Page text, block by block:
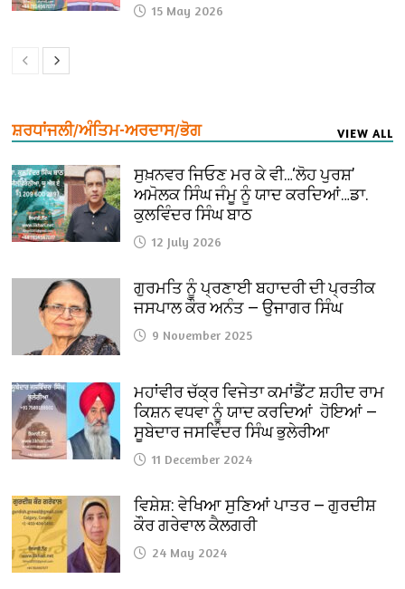
15 May 2026
ਸ਼ਰਧਾਂਜਲੀ/ਅੰਤਿਮ-ਅਰਦਾਸ/ਭੋਗ VIEW ALL
ਸੁਖ਼ਨਵਰ ਜਿਓਣ ਮਰ ਕੇ ਵੀ…‘ਲੋਹ ਪੁਰਸ਼’
ਅਮੋਲਕ ਸਿੰਘ ਜੰਮੂ ਨੂੰ ਯਾਦ ਕਰਦਿਆਂ…ਡਾ.
ਕੁਲਵਿੰਦਰ ਸਿੰਘ ਬਾਠ
12 July 2026
ਗੁਰਮਤਿ ਨੂੰ ਪ੍ਰਣਾਈ ਬਹਾਦਰੀ ਦੀ ਪ੍ਰਤੀਕ
ਜਸਪਾਲ ਕੌਰ ਅਨੰਤ — ਉਜਾਗਰ ਸਿੰਘ
9 November 2025
ਮਹਾਂਵੀਰ ਚੱਕ੍ਰ ਵਿਜੇਤਾ ਕਮਾਂਡੈਂਟ ਸ਼ਹੀਦ ਰਾਮ
ਕਿਸ਼ਨ ਵਧਵਾ ਨੂੰ ਯਾਦ ਕਰਦਿਆਂ ਹੋਇਆਂ —
ਸੂਬੇਦਾਰ ਜਸਵਿੰਦਰ ਸਿੰਘ ਭੁਲੇਰੀਆ
11 December 2024
ਵਿਸ਼ੇਸ਼: ਵੇਖਿਆ ਸੁਣਿਆਂ ਪਾਤਰ — ਗੁਰਦੀਸ਼
ਕੌਰ ਗਰੇਵਾਲ ਕੈਲਗਰੀ
24 May 2024